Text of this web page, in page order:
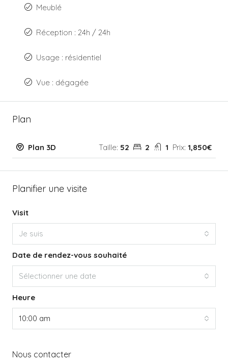
Meublé
Réception : 24h / 24h
Usage : résidentiel
Vue : dégagée
Plan
Plan 3D Taille: 52 2 1 Prix: 1,850€
Planifier une visite
Visit
Je suis
Date de rendez-vous souhaité
Sélectionner une date
Heure
10:00 am
Nous contacter